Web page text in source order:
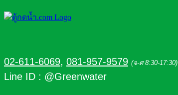
02-611-6069, 081-957-9579 (จ-ศ 8:30-17:30)
Line ID : @Greenwater